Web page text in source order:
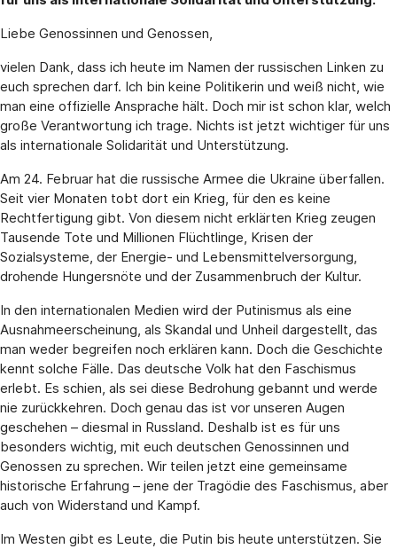
Liebe Genossinnen und Genossen,
vielen Dank, dass ich heute im Namen der russischen Linken zu
euch sprechen darf. Ich bin keine Politikerin und weiß nicht, wie
man eine offizielle Ansprache hält. Doch mir ist schon klar, welch
große Verantwortung ich trage. Nichts ist jetzt wichtiger für uns
als internationale Solidarität und Unterstützung.
Am 24. Februar hat die russische Armee die Ukraine überfallen.
Seit vier Monaten tobt dort ein Krieg, für den es keine
Rechtfertigung gibt. Von diesem nicht erklärten Krieg zeugen
Tausende Tote und Millionen Flüchtlinge, Krisen der
Sozialsysteme, der Energie- und Lebensmittelversorgung,
drohende Hungersnöte und der Zusammenbruch der Kultur.
In den internationalen Medien wird der Putinismus als eine
Ausnahmeerscheinung, als Skandal und Unheil dargestellt, das
man weder begreifen noch erklären kann. Doch die Geschichte
kennt solche Fälle. Das deutsche Volk hat den Faschismus
erlebt. Es schien, als sei diese Bedrohung gebannt und werde
nie zurückkehren. Doch genau das ist vor unseren Augen
geschehen – diesmal in Russland. Deshalb ist es für uns
besonders wichtig, mit euch deutschen Genossinnen und
Genossen zu sprechen. Wir teilen jetzt eine gemeinsame
historische Erfahrung – jene der Tragödie des Faschismus, aber
auch von Widerstand und Kampf.
Im Westen gibt es Leute, die Putin bis heute unterstützen. Sie